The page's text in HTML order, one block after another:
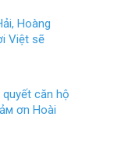
Hoàng
Việt sẽ
quyết căn hộ
ơn Hoài